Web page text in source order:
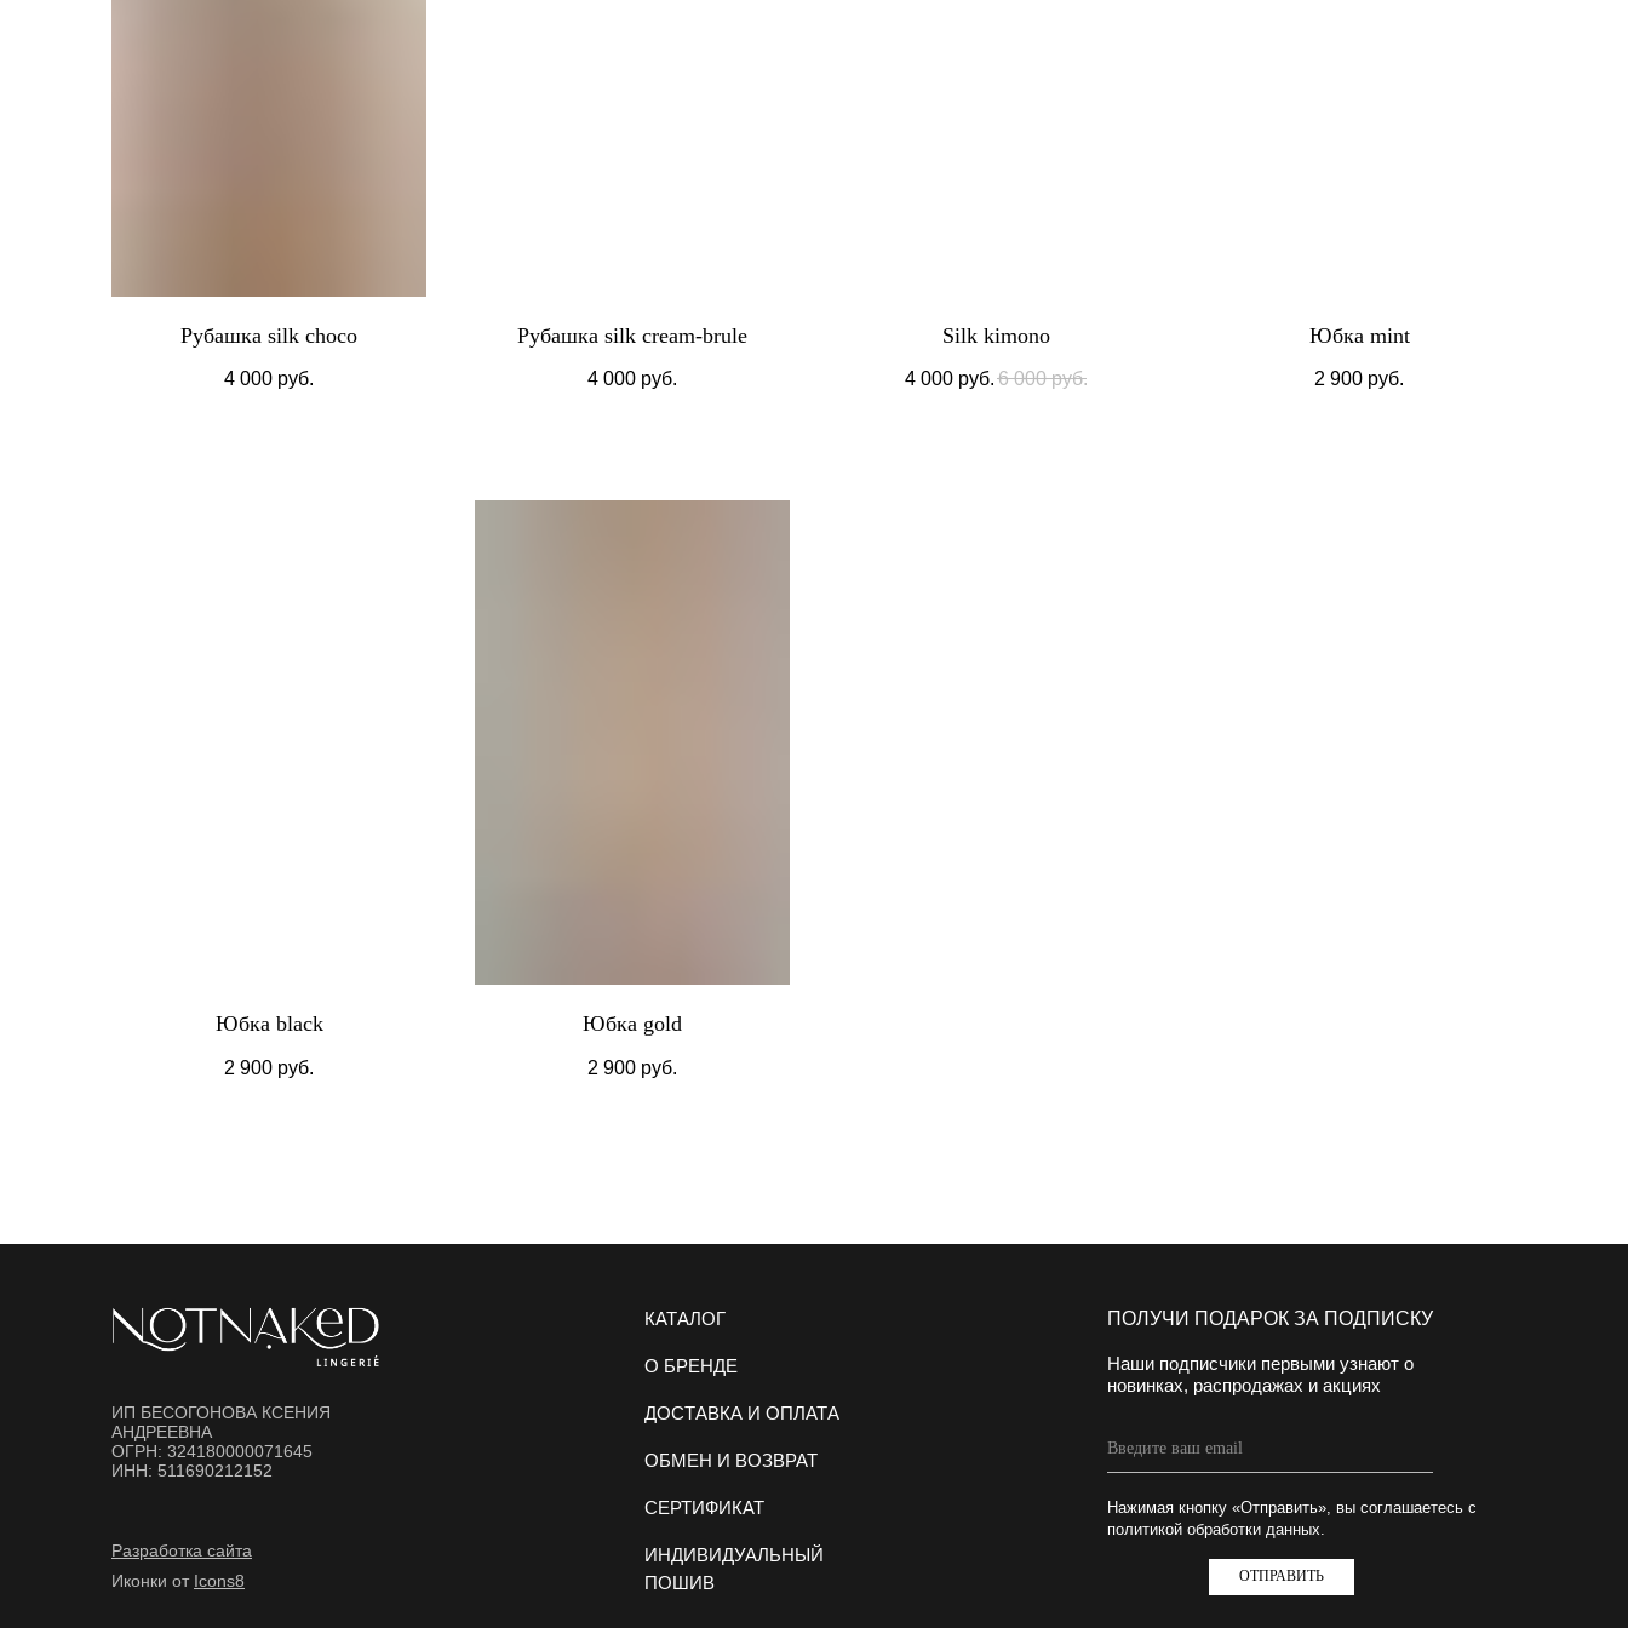
Рубашка silk choco
4 000 руб.
Рубашка silk cream-brule
4 000 руб.
Silk kimono
4 000 руб. 6 000 руб.
Юбка mint
2 900 руб.
Юбка black
2 900 руб.
Юбка gold
2 900 руб.
ОТПРАВИТЬ
КАТАЛОГ
О БРЕНДЕ
ДОСТАВКА И ОПЛАТА
ОБМЕН И ВОЗВРАТ
СЕРТИФИКАТ
ИНДИВИДУАЛЬНЫЙ
ПОШИВ
Разработка сайта
ИП БЕСОГОНОВА КСЕНИЯ
АНДРЕЕВНА
ОГРН: 324180000071645
ИНН: 511690212152
Иконки от Icons8
ПОЛУЧИ ПОДАРОК ЗА ПОДПИСКУ
Нажимая кнопку «Отправить», вы соглашаетесь с
политикой обработки данных.
Наши подписчики первыми узнают о
новинках, распродажах и акциях